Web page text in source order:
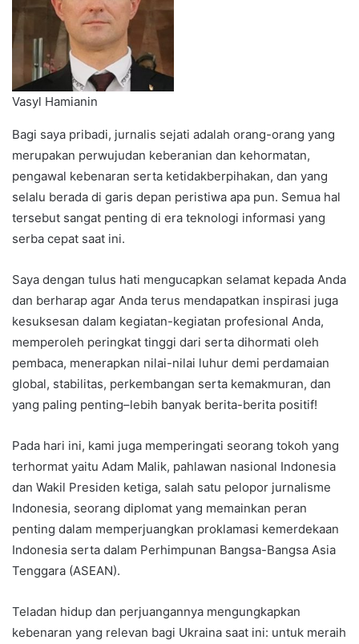
Vasyl Hamianin
Bagi saya pribadi, jurnalis sejati adalah orang-orang yang
merupakan perwujudan keberanian dan kehormatan,
pengawal kebenaran serta ketidakberpihakan, dan yang
selalu berada di garis depan peristiwa apa pun. Semua hal
tersebut sangat penting di era teknologi informasi yang
serba cepat saat ini.
Saya dengan tulus hati mengucapkan selamat kepada Anda
dan berharap agar Anda terus mendapatkan inspirasi juga
kesuksesan dalam kegiatan-kegiatan profesional Anda,
memperoleh peringkat tinggi dari serta dihormati oleh
pembaca, menerapkan nilai-nilai luhur demi perdamaian
global, stabilitas, perkembangan serta kemakmuran, dan
yang paling penting–lebih banyak berita-berita positif!
Pada hari ini, kami juga memperingati seorang tokoh yang
terhormat yaitu Adam Malik, pahlawan nasional Indonesia
dan Wakil Presiden ketiga, salah satu pelopor jurnalisme
Indonesia, seorang diplomat yang memainkan peran
penting dalam memperjuangkan proklamasi kemerdekaan
Indonesia serta dalam Perhimpunan Bangsa-Bangsa Asia
Tenggara (ASEAN).
Teladan hidup dan perjuangannya mengungkapkan
kebenaran yang relevan bagi Ukraina saat ini: untuk meraih